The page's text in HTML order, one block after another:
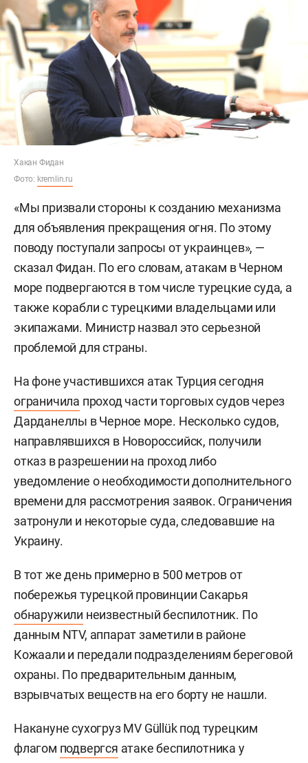
Хакан Фидан
Фото: kremlin.ru
«Мы призвали стороны к созданию механизма
для объявления прекращения огня. По этому
поводу поступали запросы от украинцев», —
сказал Фидан. По его словам, атакам в Черном
море подвергаются в том числе турецкие суда, а
также корабли с турецкими владельцами или
экипажами. Министр назвал это серьезной
проблемой для страны.
На фоне участившихся атак Турция сегодня
ограничила проход части торговых судов через
Дарданеллы в Черное море. Несколько судов,
направлявшихся в Новороссийск, получили
отказ в разрешении на проход либо
уведомление о необходимости дополнительного
времени для рассмотрения заявок. Ограничения
затронули и некоторые суда, следовавшие на
Украину.
В тот же день примерно в 500 метров от
побережья турецкой провинции Сакарья
обнаружили неизвестный беспилотник. По
данным NTV, аппарат заметили в районе
Кожаали и передали подразделениям береговой
охраны. По предварительным данным,
взрывчатых веществ на его борту не нашли.
Накануне сухогруз MV Güllük под турецким
флагом подвергся атаке беспилотника у